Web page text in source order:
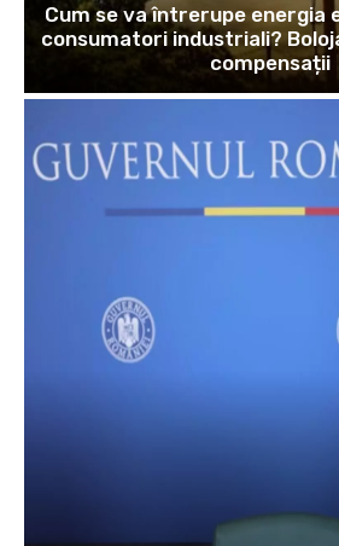
Cum se va întrerupe energia
consumatori industriali?
compensații